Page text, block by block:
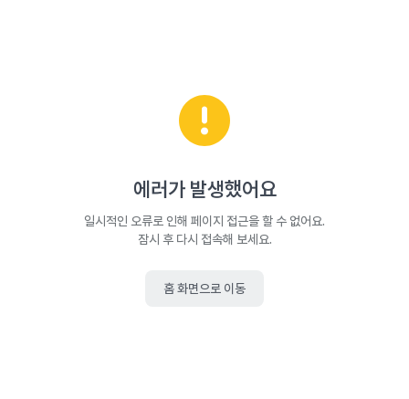
에러가 발생했어요
일시적인 오류로 인해 페이지 접근을 할 수 없어요.
잠시 후 다시 접속해 보세요.
홈 화면으로 이동